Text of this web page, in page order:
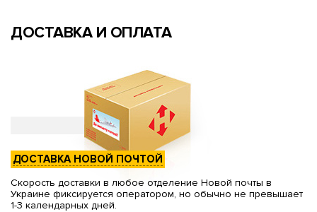
ДОСТАВКА И ОПЛАТА
ДОСТАВКА НОВОЙ ПОЧТОЙ
Скорость доставки в любое отделение Новой почты в
Украине фиксируется оператором, но обычно не превышает
1-3 календарных дней.